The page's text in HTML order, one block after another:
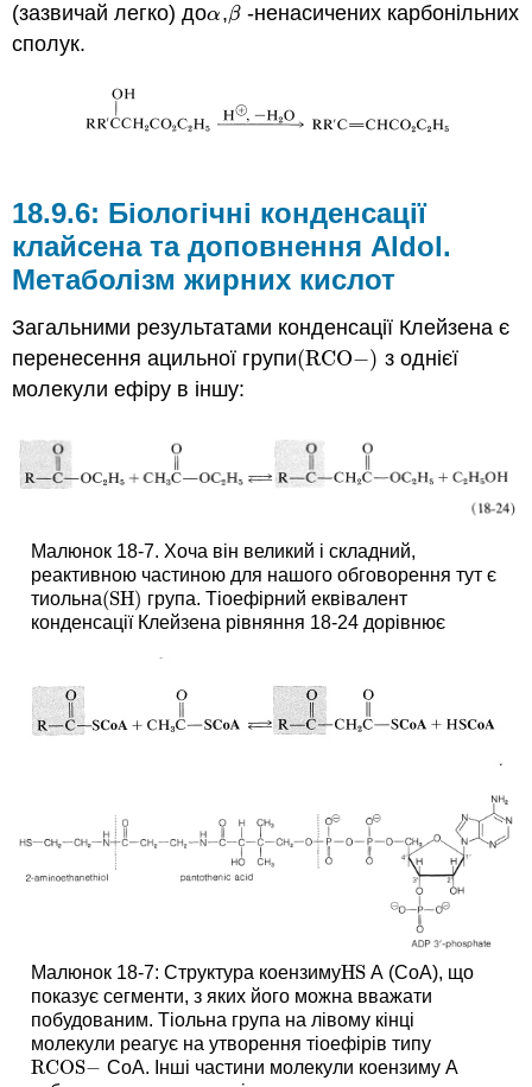
(зазвичай легко) доα
α,β
β-ненасичених карбонільних
сполук.
Біологічні конденсації
клайсена та доповнення Aldol.
Метаболізм жирних кислот
Загальними результатами конденсації Клейзена є
перенесення ацильної групи(RCO−)
(RCO−) з однієї
молекули ефіру в іншу:
Малюнок 18-7. Хоча він великий і складний,
реактивною частиною для нашого обговорення тут є
тиольна(SH)
(SH) група. Тіоефірний еквівалент
конденсації Клейзена рівняння 18-24 дорівнює
Малюнок 18-7: Структура коензимуHS
HS А (CoA), що
показує сегменти, з яких його можна вважати
побудованим. Тіольна група на лівому кінці
молекули реагує на утворення тіоефірів типу
RCOS−
RCOS− CoA. Інші частини молекули коензиму А